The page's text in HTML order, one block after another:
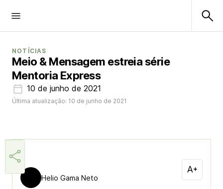
NOTÍCIAS
Meio & Mensagem estreia série
Mentoria Express
10 de junho de 2021
Última atualização: 10 de junho de 2021
Helio Gama Neto